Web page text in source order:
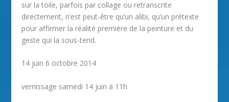
sur la toile, parfois par collage ou retranscrite
directement, n’est peut-être qu’un alibi, qu’un prétexte
pour affirmer la réalité première de la peinture et du
geste qui la sous-tend.
14 juin 6 octobre 2014
vernissage samedi 14 juin à 11h